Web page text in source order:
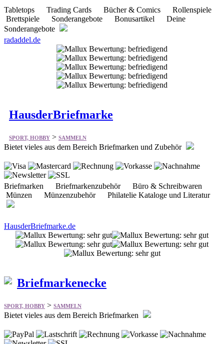
radaddel.de
HausderBriefmarke
SPORT, HOBBY>SAMMELN
Bietet vieles aus dem Bereich Briefmarken und Zubehör
Briefmarken Briefmarkenzubehör Büro & Schreibwaren
Münzen Münzenzubehör Philatelie Kataloge und Literatur
HausderBriefmarke.de
Briefmarkenecke
SPORT, HOBBY> SAMMELN
Bietet vieles aus dem Bereich Briefmarken
All. Bes. & Bizone Altdeutschland Berlin Bund
Danzig, Memel & Abst. Deutschland Allg. DDR Dt.